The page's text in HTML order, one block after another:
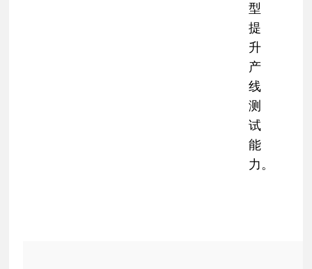
型
提
升
产
线
测
试
能
力。